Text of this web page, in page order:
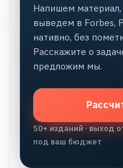
Напишем материал,
выведем в Forbes,
нативно, без
Расскажите о
предложим мы.
50+ изданий · выход
под ваш бюджет